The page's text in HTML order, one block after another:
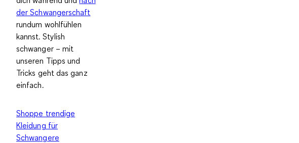
der Schwangerschaft
rundum wohlfühlen
kannst. Stylish
schwanger – mit
unseren Tipps und
Tricks geht das ganz
einfach.
Shoppe trendige
Kleidung für
Schwangere